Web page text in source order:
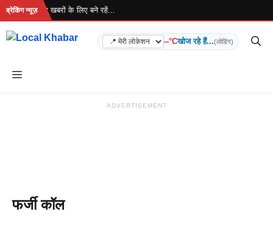
Skip
content
ब्रेकिंग न्यूज़
रहा है... ताज़ा खबरों के लिए बने रहें...
--°Cखोज रहे हैं...(लोडिंग)
Menu
ADVERTISEMENT
फर्जी कॉल